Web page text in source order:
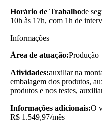
Horário de Trabalhode
10h às 17h, com 1h de
Informações
Área de atuação:Produção
Atividades:auxiliar na
embalagem dos produtos,
produtos e nos testes,
Informações adicionais:O
R$ 1.549,97/mês